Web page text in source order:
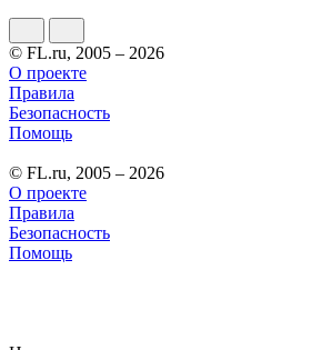
© FL.ru, 2005 – 2026
О проекте
Правила
Безопасность
Помощь
© FL.ru, 2005 – 2026
О проекте
Правила
Безопасность
Помощь